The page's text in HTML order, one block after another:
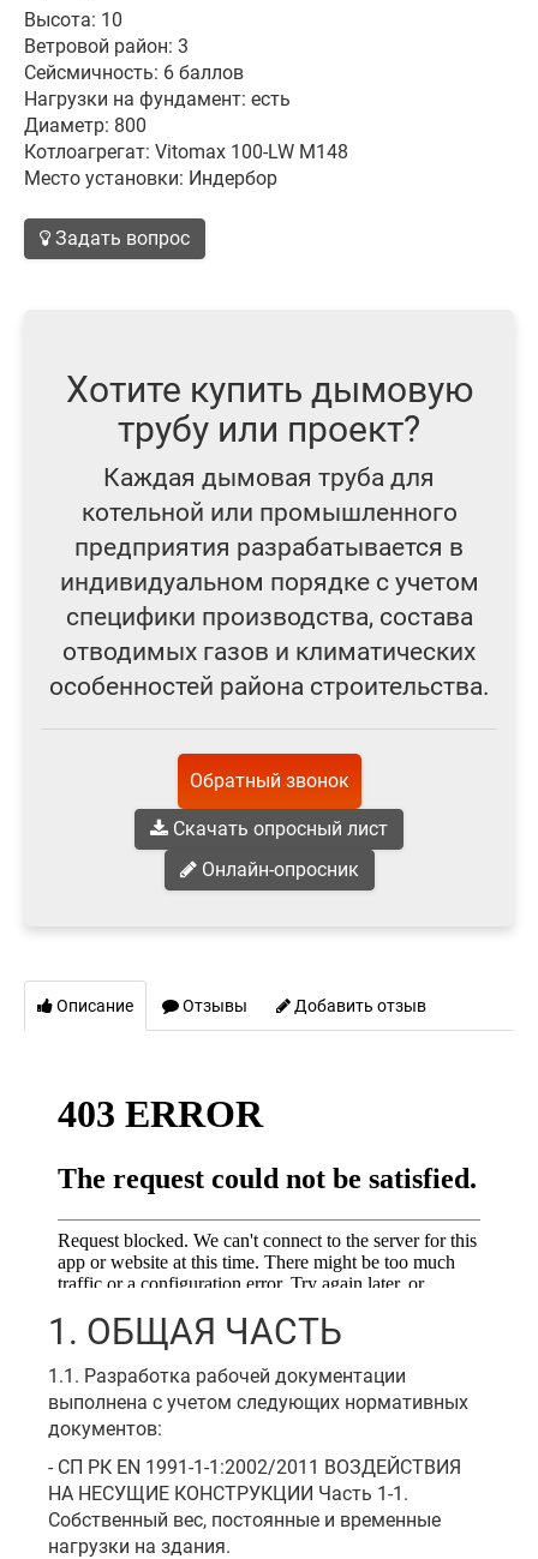
Высота: 10
Ветровой район: 3
Сейсмичность: 6 баллов
Нагрузки на фундамент: есть
Диаметр: 800
Котлоагрегат: Vitomax 100-LW M148
Место установки: Индербор
Задать вопрос
Хотите купить дымовую
трубу или проект?
Каждая дымовая труба для
котельной или промышленного
предприятия разрабатывается в
индивидуальном порядке с учетом
специфики производства, состава
отводимых газов и климатических
особенностей района строительства.
Обратный звонок
Скачать опросный лист
Онлайн-опросник
Описание Отзывы Добавить отзыв
1. ОБЩАЯ ЧАСТЬ
1.1. Разработка рабочей документации
выполнена с учетом следующих нормативных
документов:
- СП РК EN 1991-1-1:2002/2011 ВОЗДЕЙСТВИЯ
НА НЕСУЩИЕ КОНСТРУКЦИИ Часть 1-1.
Собственный вес, постоянные и временные
нагрузки на здания.